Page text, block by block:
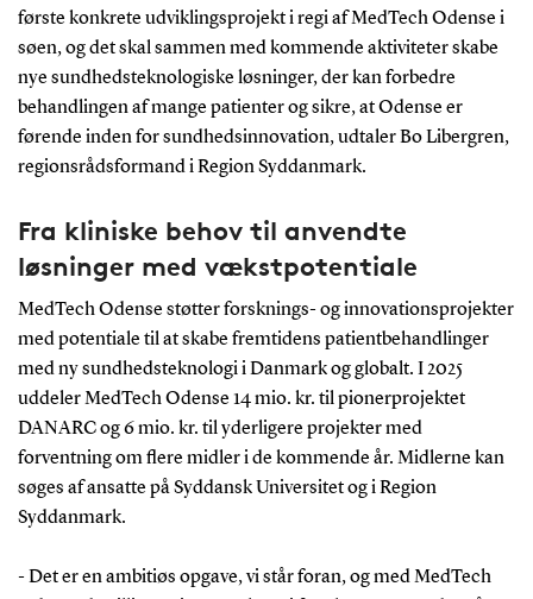
første konkrete udviklingsprojekt i regi af MedTech Odense i
søen, og det skal sammen med kommende aktiviteter skabe
nye sundhedsteknologiske løsninger, der kan forbedre
behandlingen af mange patienter og sikre, at Odense er
førende inden for sundhedsinnovation, udtaler Bo Libergren,
regionsrådsformand i Region Syddanmark.
Fra kliniske behov til anvendte
løsninger med vækstpotentiale
MedTech Odense støtter forsknings- og innovationsprojekter
med potentiale til at skabe fremtidens patientbehandlinger
med ny sundhedsteknologi i Danmark og globalt. I 2025
uddeler MedTech Odense 14 mio. kr. til pionerprojektet
DANARC og 6 mio. kr. til yderligere projekter med
forventning om flere midler i de kommende år. Midlerne kan
søges af ansatte på Syddansk Universitet og i Region
Syddanmark.
- Det er en ambitiøs opgave, vi står foran, og med MedTech